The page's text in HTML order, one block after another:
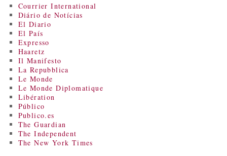
Courrier International
Diário de Notícias
El Diario
El País
Expresso
Haaretz
Il Manifesto
La Repubblica
Le Monde
Le Monde Diplomatique
Libération
Público
Publico.es
The Guardian
The Independent
The New York Times